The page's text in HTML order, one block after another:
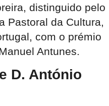
distinguido pelo
Pastoral da Cultura,
com o prémio
Antunes.
D. António